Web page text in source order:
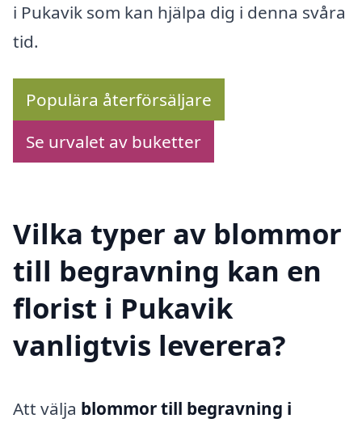
i Pukavik som kan hjälpa dig i denna svåra
tid.
Populära återförsäljare
Se urvalet av buketter
Vilka typer av blommor
till begravning kan en
florist i Pukavik
vanligtvis leverera?
Att välja blommor till begravning i